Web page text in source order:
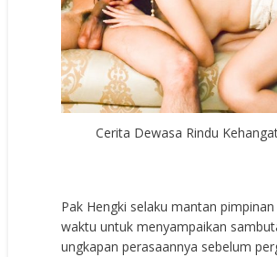
Cerita Dewasa Rindu
Pak Hengki selaku mantan pimpinan
waktu untuk menyampaikan
ungkapan perasaannya sebelum